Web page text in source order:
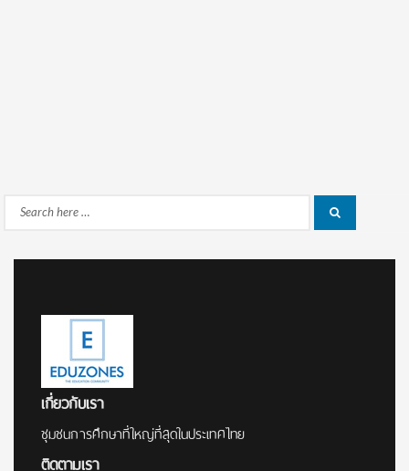
Search
เกี่ยวกับเรา
ชุมชนการศึกษาที่ใหญ่ที่สุดในประเทศไทย
ติดตามเรา